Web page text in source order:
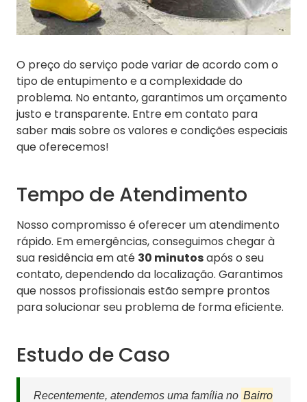
O preço do serviço pode variar de acordo com o
tipo de entupimento e a complexidade do
problema. No entanto, garantimos um orçamento
justo e transparente. Entre em contato para
saber mais sobre os valores e condições especiais
que oferecemos!
Tempo de Atendimento
Nosso compromisso é oferecer um atendimento
rápido. Em emergências, conseguimos chegar à
sua residência em até 30 minutosapós o seu
contato, dependendo da localização. Garantimos
que nossos profissionais estão sempre prontos
para solucionar seu problema de forma eficiente.
Estudo de Caso
Recentemente, atendemos uma família no Bairro